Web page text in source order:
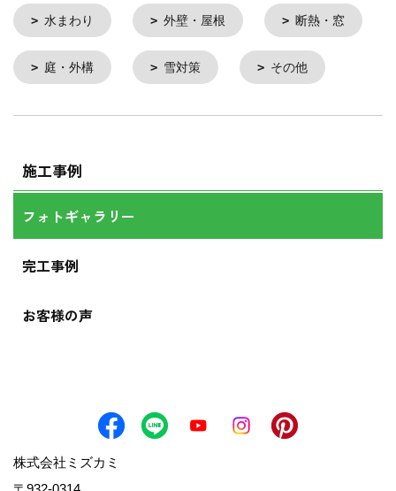
水まわり 外壁・屋根 断熱・窓
庭・外構 雪対策 その他
施工事例
フォトギャラリー
完工事例
お客様の声
株式会社ミズカミ